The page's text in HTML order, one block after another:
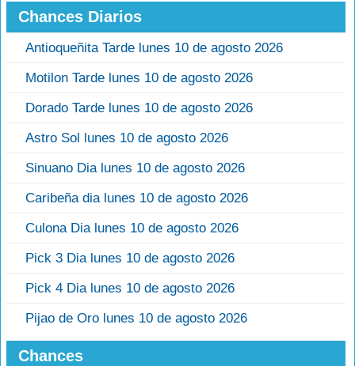
Chances Diarios
Antioqueñita Tarde lunes 10 de agosto 2026
Motilon Tarde lunes 10 de agosto 2026
Dorado Tarde lunes 10 de agosto 2026
Astro Sol lunes 10 de agosto 2026
Sinuano Dia lunes 10 de agosto 2026
Caribeña dia lunes 10 de agosto 2026
Culona Dia lunes 10 de agosto 2026
Pick 3 Dia lunes 10 de agosto 2026
Pick 4 Dia lunes 10 de agosto 2026
Pijao de Oro lunes 10 de agosto 2026
Chances